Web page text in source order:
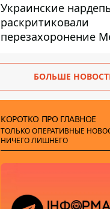
Украинские
раскритиковали
перезахоронение
дипломатической
БОЛЬШЕ
КОРОТКО ПРО ГЛАВНОЕ
ТОЛЬКО ОПЕРАТИВНЫЕ
НИЧЕГО ЛИШНЕГО